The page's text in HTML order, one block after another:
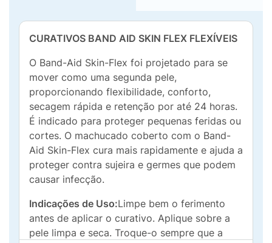
CURATIVOS BAND AID SKIN FLEX FLEXÍVEIS
O Band-Aid Skin-Flex foi projetado para se
mover como uma segunda pele,
proporcionando flexibilidade, conforto,
secagem rápida e retenção por até 24 horas.
É indicado para proteger pequenas feridas ou
cortes. O machucado coberto com o Band-
Aid Skin-Flex cura mais rapidamente e ajuda a
proteger contra sujeira e germes que podem
causar infecção.
Indicações de Uso:Limpe bem o ferimento
antes de aplicar o curativo. Aplique sobre a
pele limpa e seca. Troque-o sempre que a